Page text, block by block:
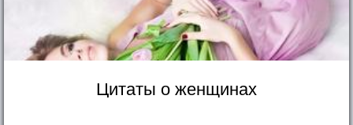
Цитаты о женщинах